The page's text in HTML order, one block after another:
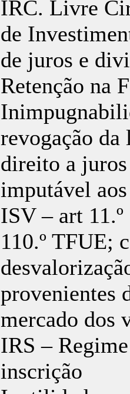
IRC. Livre
de
de juros e
Retenção na
revogação
direito a
imputável
ISV – art
110.º TFUE;
provenientes
mercado dos
IRS –
inscrição